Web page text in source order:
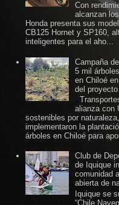
Con
alcanzan
Honda presenta sus
CB125 Hornet y SP160,
inteligentes para el aho...
Campaña
5 mil
en Chiloé
del proyecto
alianza con
sostenibles por naturaleza,
implementaron la
árboles en Chiloé para
Club de
de Iquique
comunidad
abierta de
Iquique se
“Chile